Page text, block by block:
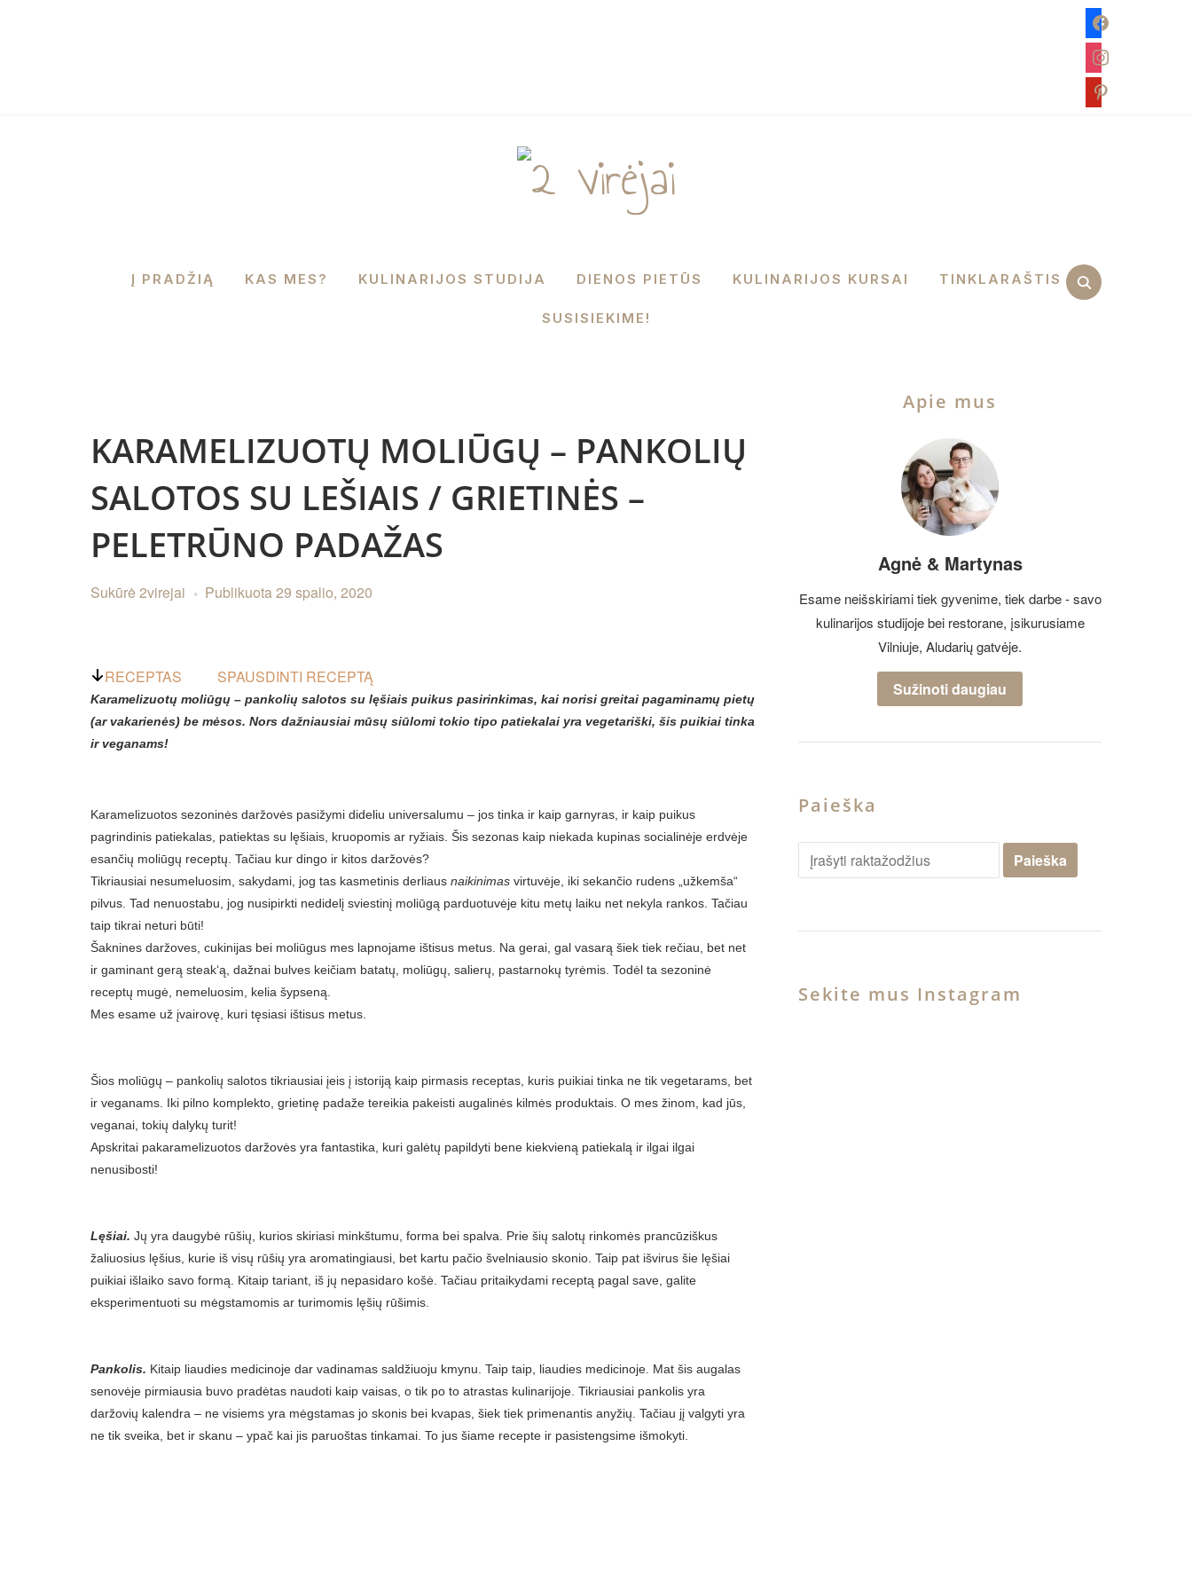
facebook
instagram
pinterest
Į PRADŽIĄ KAS MES? KULINARIJOS STUDIJA DIENOS PIETŪS KULINARIJOS KURSAI TINKLARAŠTIS
SUSISIEKIME!
KARAMELIZUOTŲ MOLIŪGŲ – PANKOLIŲ
SALOTOS SU LEŠIAIS / GRIETINĖS –
PELETRŪNO PADAŽAS
Sukūrė 2virejai Publikuota29 spalio, 2020
RECEPTAS SPAUSDINTI RECEPTĄ
Karamelizuotų moliūgų – pankolių salotos su lęšiais puikus pasirinkimas, kai norisi greitai pagaminamų pietų
(ar vakarienės) be mėsos. Nors dažniausiai mūsų siūlomi tokio tipo patiekalai yra vegetariški, šis puikiai tinka
ir veganams!
Karamelizuotos sezoninės daržovės pasižymi dideliu universalumu – jos tinka ir kaip garnyras, ir kaip puikus
pagrindinis patiekalas, patiektas su lęšiais, kruopomis ar ryžiais. Šis sezonas kaip niekada kupinas socialinėje erdvėje
esančių moliūgų receptų. Tačiau kur dingo ir kitos daržovės?
Tikriausiai nesumeluosim, sakydami, jog tas kasmetinis derliaus naikinimas virtuvėje, iki sekančio rudens „užkemša“
pilvus. Tad nenuostabu, jog nusipirkti nedidelį sviestinį moliūgą parduotuvėje kitu metų laiku net nekyla rankos. Tačiau
taip tikrai neturi būti!
Šaknines daržoves, cukinijas bei moliūgus mes lapnojame ištisus metus. Na gerai, gal vasarą šiek tiek rečiau, bet net
ir gaminant gerą steak‘ą, dažnai bulves keičiam batatų, moliūgų, salierų, pastarnokų tyrėmis. Todėl ta sezoninė
receptų mugė, nemeluosim, kelia šypseną.
Mes esame už įvairovę, kuri tęsiasi ištisus metus.
Šios moliūgų – pankolių salotos tikriausiai įeis į istoriją kaip pirmasis receptas, kuris puikiai tinka ne tik vegetarams, bet
ir veganams. Iki pilno komplekto, grietinę padaže tereikia pakeisti augalinės kilmės produktais. O mes žinom, kad jūs,
veganai, tokių dalykų turit!
Apskritai pakaramelizuotos daržovės yra fantastika, kuri galėtų papildyti bene kiekvieną patiekalą ir ilgai ilgai
nenusibosti!
Lęšiai. Jų yra daugybė rūšių, kurios skiriasi minkštumu, forma bei spalva. Prie šių salotų rinkomės prancūziškus
žaliuosius lęšius, kurie iš visų rūšių yra aromatingiausi, bet kartu pačio švelniausio skonio. Taip pat išvirus šie lęšiai
puikiai išlaiko savo formą. Kitaip tariant, iš jų nepasidaro košė. Tačiau pritaikydami receptą pagal save, galite
eksperimentuoti su mėgstamomis ar turimomis lęšių rūšimis.
Pankolis. Kitaip liaudies medicinoje dar vadinamas saldžiuoju kmynu. Taip taip, liaudies medicinoje. Mat šis augalas
senovėje pirmiausia buvo pradėtas naudoti kaip vaisas, o tik po to atrastas kulinarijoje. Tikriausiai pankolis yra
daržovių kalendra – ne visiems yra mėgstamas jo skonis bei kvapas, šiek tiek primenantis anyžių. Tačiau jį valgyti yra
ne tik sveika, bet ir skanu – ypač kai jis paruoštas tinkamai. To jus šiame recepte ir pasistengsime išmokyti.
Apie mus
Agnė & Martynas
Esame neišskiriami tiek gyvenime, tiek darbe - savo
kulinarijos studijoje bei restorane, įsikurusiame
Vilniuje, Aludarių gatvėje.
Sužinoti daugiau
Paieška
Sekite mus Instagram